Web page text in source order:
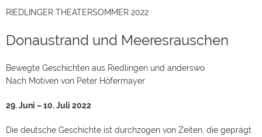
RIEDLINGER THEATERSOMMER 2022
Donaustrand und Meeresrauschen
Bewegte Geschichten aus Riedlingen und anderswo
Nach Motiven von Peter Höfermayer
29. Juni – 10. Juli 2022
Die deutsche Geschichte ist durchzogen von Zeiten, die geprägt